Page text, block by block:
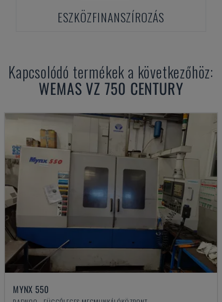
ESZKÖZFINANSZÍROZÁS
Kapcsolódó termékek a következőhöz:
WEMAS VZ 750 CENTURY
MYNX 550